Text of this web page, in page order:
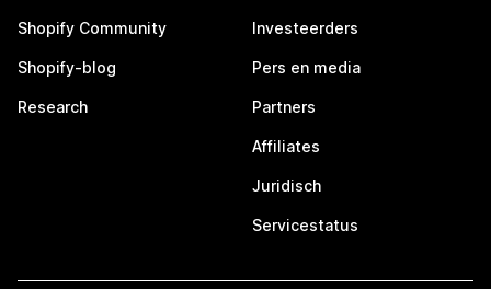
Shopify Community
Shopify-blog
Research
Investeerders
Pers en media
Partners
Affiliates
Juridisch
Servicestatus